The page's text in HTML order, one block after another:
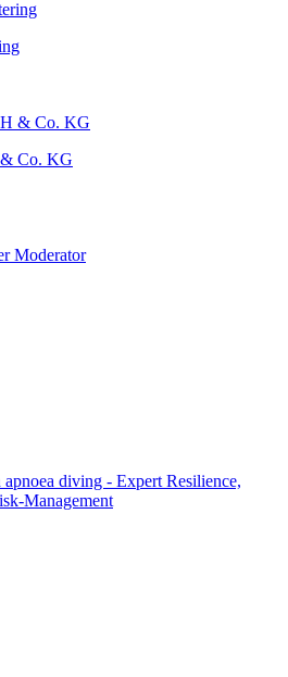
& Co. KG
Moderator
diving - Expert Resilience,
Management